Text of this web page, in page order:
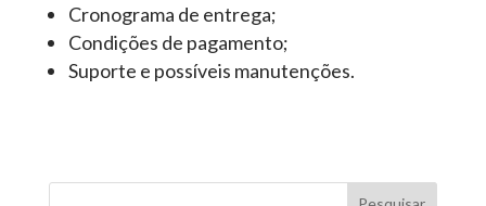
Cronograma de entrega;
Condições de pagamento;
Suporte e possíveis manutenções.